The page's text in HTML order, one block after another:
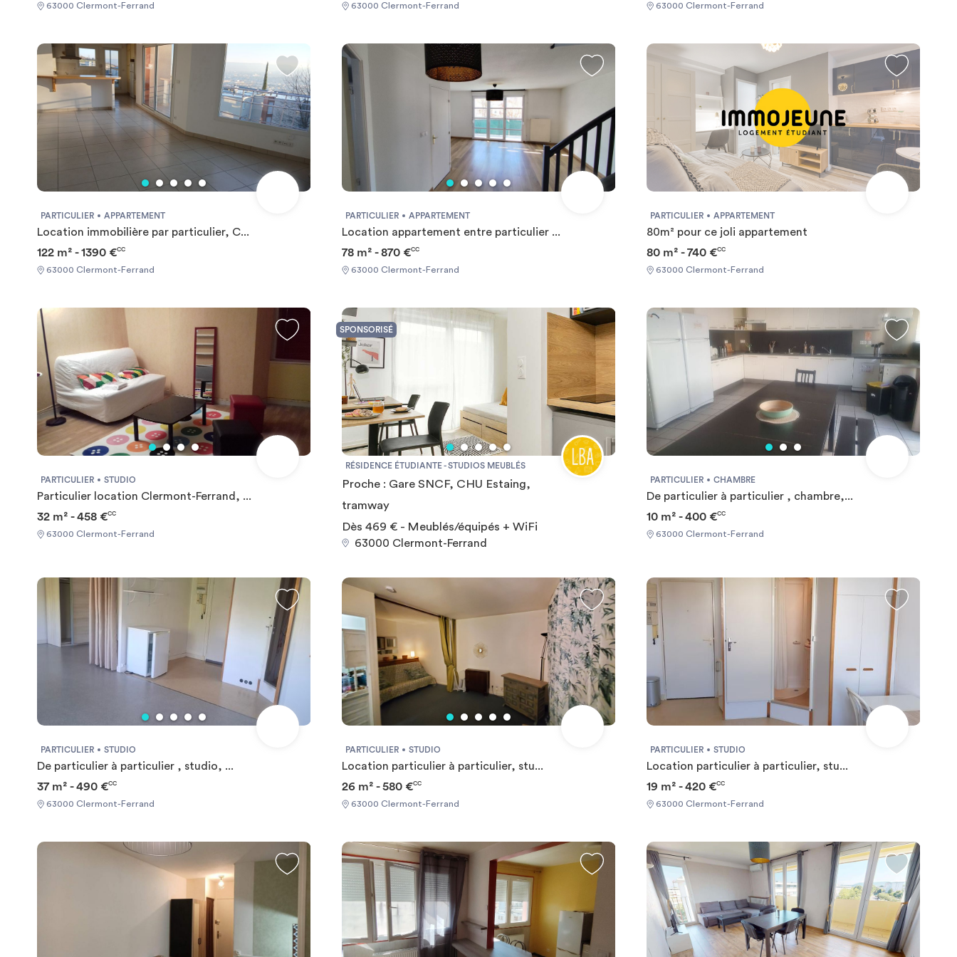
63000 Clermont-Ferrand 63000 Clermont-Ferrand 63000 Clermont-Ferrand
PARTICULIER APPARTEMENT
Location immobilière par particulier, C...
122 m² - 1390 €CC
63000 Clermont-Ferrand
PARTICULIER APPARTEMENT
Location appartement entre particulier ...
78 m² - 870 €CC
63000 Clermont-Ferrand
PARTICULIER APPARTEMENT
80m² pour ce joli appartement
80 m² - 740 €CC
63000 Clermont-Ferrand
PARTICULIER STUDIO
Particulier location Clermont-Ferrand, ...
32 m² - 458 €CC
63000 Clermont-Ferrand
SPONSORISÉ
RÉSIDENCE ÉTUDIANTE - STUDIOS MEUBLÉS
Proche : Gare SNCF, CHU Estaing,
tramway
Dès 469 € - Meublés/équipés + WiFi
63000 Clermont-Ferrand
PARTICULIER CHAMBRE
De particulier à particulier , chambre,...
10 m² - 400 €CC
63000 Clermont-Ferrand
PARTICULIER STUDIO
De particulier à particulier , studio, ...
37 m² - 490 €CC
63000 Clermont-Ferrand
PARTICULIER STUDIO
Location particulier à particulier, stu...
26 m² - 580 €CC
63000 Clermont-Ferrand
PARTICULIER STUDIO
Location particulier à particulier, stu...
19 m² - 420 €CC
63000 Clermont-Ferrand